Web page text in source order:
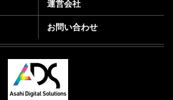
運営会社
お問い合わせ